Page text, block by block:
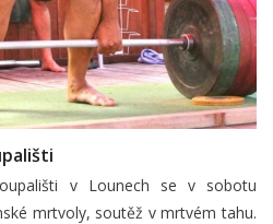
v Lounech se v sobotu
mrtvoly, soutěž v mrtvém tahu.